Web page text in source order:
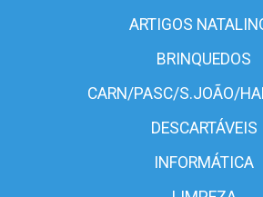
ARTIGOS
BRINQUEDOS
CARN/PASC/S.JOÃO/
DESCARTÁVEIS
INFORMÁTICA